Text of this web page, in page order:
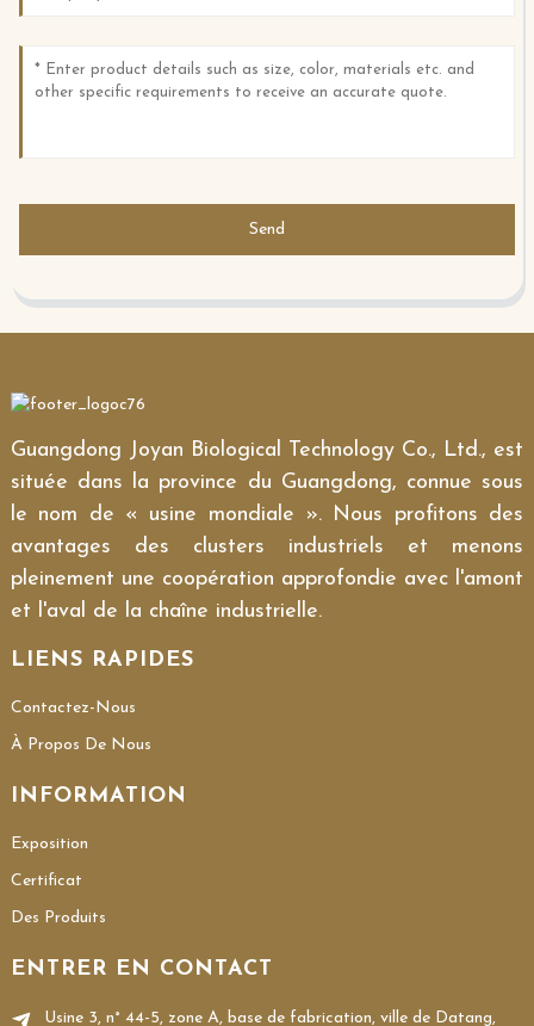
Send
Guangdong Joyan Biological Technology Co., Ltd., est
située dans la province du Guangdong, connue sous
le nom de « usine mondiale ». Nous profitons des
avantages des clusters industriels et menons
pleinement une coopération approfondie avec l'amont
et l'aval de la chaîne industrielle.
LIENS RAPIDES
Contactez-Nous
À Propos De Nous
INFORMATION
Exposition
Certificat
Des Produits
ENTRER EN CONTACT
Usine 3, n° 44-5, zone A, base de fabrication, ville de Datang,